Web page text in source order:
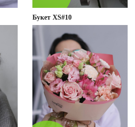
Букет XS#10